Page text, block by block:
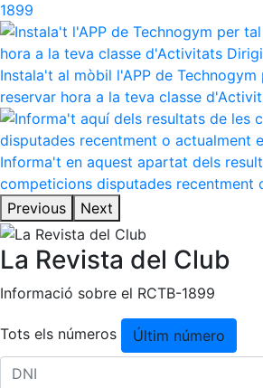
1899
Instala't al mòbil l'APP de
reservar hora a la teva classe
Informa't en aquest apartat dels
competicions disputades recentment
Previous
Next
La Revista del Club
Informació sobre el RCTB-1899
Tots els números Últim número